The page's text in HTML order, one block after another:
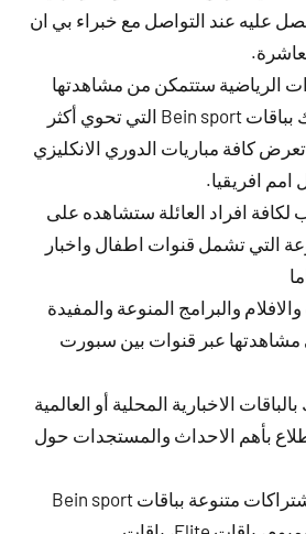
عليه عند التواصل مع خبراء بي ان
الرياضية ستتمكن من مشاهدتها
عن طريق الاشتراك بباقات Bein sport التي تحوي أكثر
تعرض كافة مباريات الدوري الانكليزي
امم افريقيا.
افراد العائلة ستشاهده على
التي تشمل قنوات اطفال واخبار
والبرامج المنوعة والمفيدة
عبر قنوات بين سبورت
الاخبارية المحلية أو العالمية
بأهم الاحداث والمستجدات حول
تتوافر لدينا كذلك اشتراكات متنوعة بباقات Bein sport